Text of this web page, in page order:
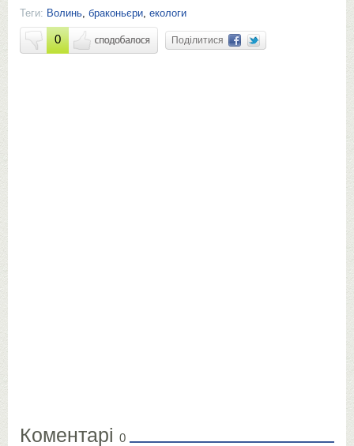
Теги: Волинь, браконьєри, екологи
0 Поділитися
Коментарі 0